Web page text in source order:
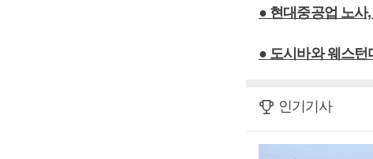
● 현대중공업 노사
● 도시바와 웨스턴
인기기사